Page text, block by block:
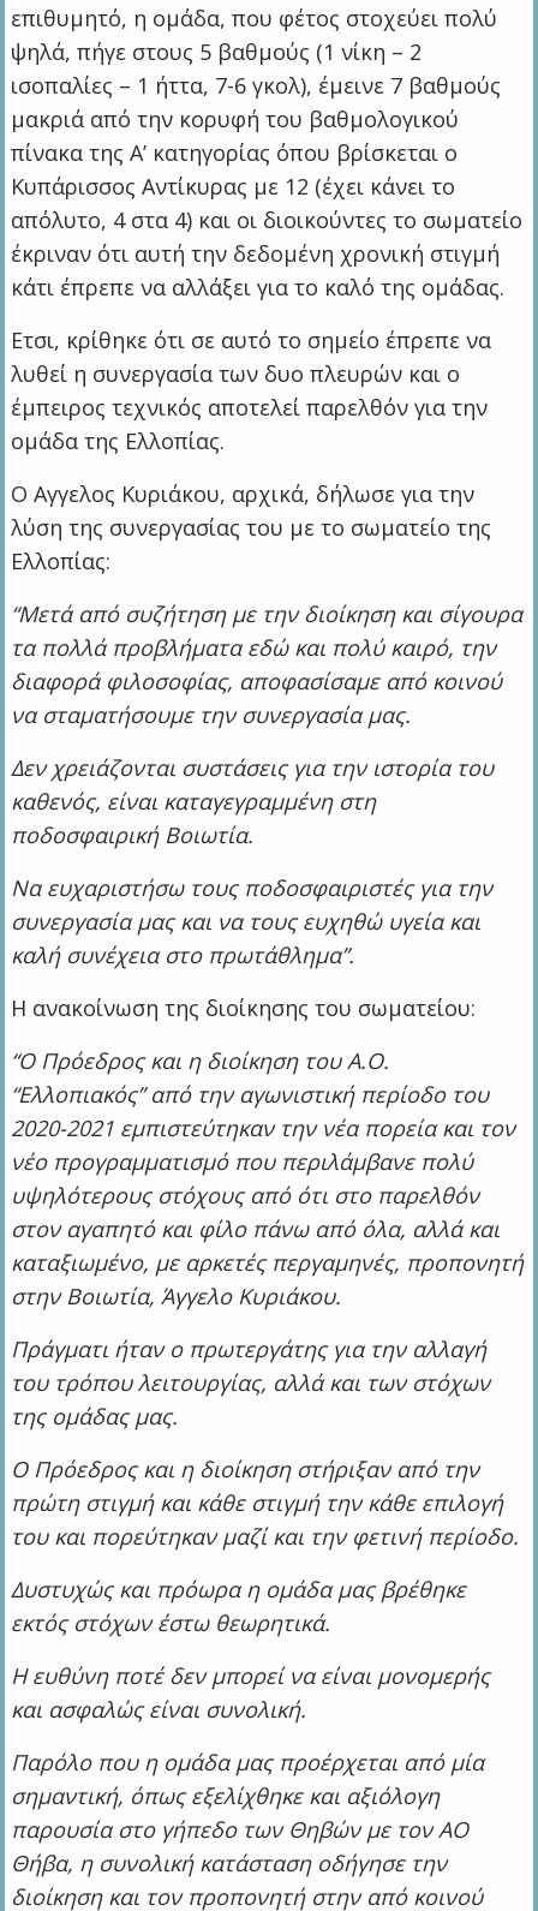
επιθυμητό, η ομάδα, που φέτος στοχεύει πολύ
ψηλά, πήγε στους 5 βαθμούς (1 νίκη – 2
ισοπαλίες – 1 ήττα, 7-6 γκολ), έμεινε 7 βαθμούς
μακριά από την κορυφή του βαθμολογικού
πίνακα της Α’ κατηγορίας όπου βρίσκεται ο
Κυπάρισσος Αντίκυρας με 12 (έχει κάνει το
απόλυτο, 4 στα 4) και οι διοικούντες το σωματείο
έκριναν ότι αυτή την δεδομένη χρονική στιγμή
κάτι έπρεπε να αλλάξει για το καλό της ομάδας.
Ετσι, κρίθηκε ότι σε αυτό το σημείο έπρεπε να
λυθεί η συνεργασία των δυο πλευρών και ο
έμπειρος τεχνικός αποτελεί παρελθόν για την
ομάδα της Ελλοπίας.
Ο Αγγελος Κυριάκου, αρχικά, δήλωσε για την
λύση της συνεργασίας του με το σωματείο της
Ελλοπίας:
“Μετά από συζήτηση με την διοίκηση και σίγουρα
τα πολλά προβλήματα εδώ και πολύ καιρό, την
διαφορά φιλοσοφίας, αποφασίσαμε από κοινού
να σταματήσουμε την συνεργασία μας.
Δεν χρειάζονται συστάσεις για την ιστορία του
καθενός, είναι καταγεγραμμένη στη
ποδοσφαιρική Βοιωτία.
Να ευχαριστήσω τους ποδοσφαιριστές για την
συνεργασία μας και να τους ευχηθώ υγεία και
καλή συνέχεια στο πρωτάθλημα”.
Η ανακοίνωση της διοίκησης του σωματείου:
“Ο Πρόεδρος και η διοίκηση του Α.Ο.
“Ελλοπιακός” από την αγωνιστική περίοδο του
2020-2021 εμπιστεύτηκαν την νέα πορεία και τον
νέο προγραμματισμό που περιλάμβανε πολύ
υψηλότερους στόχους από ότι στο παρελθόν
στον αγαπητό και φίλο πάνω από όλα, αλλά και
καταξιωμένο, με αρκετές περγαμηνές, προπονητή
στην Βοιωτία, Άγγελο Κυριάκου.
Πράγματι ήταν ο πρωτεργάτης για την αλλαγή
του τρόπου λειτουργίας, αλλά και των στόχων
της ομάδας μας.
Ο Πρόεδρος και η διοίκηση στήριξαν από την
πρώτη στιγμή και κάθε στιγμή την κάθε επιλογή
του και πορεύτηκαν μαζί και την φετινή περίοδο.
Δυστυχώς και πρόωρα η ομάδα μας βρέθηκε
εκτός στόχων έστω θεωρητικά.
Η ευθύνη ποτέ δεν μπορεί να είναι μονομερής
και ασφαλώς είναι συνολική.
Παρόλο που η ομάδα μας προέρχεται από μία
σημαντική, όπως εξελίχθηκε και αξιόλογη
παρουσία στο γήπεδο των Θηβών με τον ΑΟ
Θήβα, η συνολική κατάσταση οδήγησε την
διοίκηση και τον προπονητή στην από κοινού